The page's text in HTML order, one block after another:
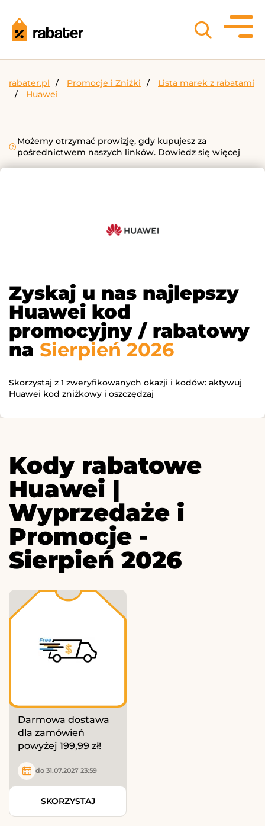
rabater.pl Promocje i Zniżki
Lista marek z rabatami
Huawei
Możemy otrzymać prowizję, gdy kupujesz za
pośrednictwem naszych linków. Dowiedz się więcej
Zyskaj u nas najlepszy
Huawei kod
promocyjny / rabatowy
na Sierpień 2026
Skorzystaj z 1 zweryfikowanych okazji i kodów: aktywuj
Huawei kod zniżkowy i oszczędzaj
Kody rabatowe
Huawei |
Wyprzedaże i
Promocje -
Sierpień 2026
Darmowa dostawa
dla zamówień
powyżej 199,99 zł!
do 31.07.2027 23:59
SKORZYSTAJ